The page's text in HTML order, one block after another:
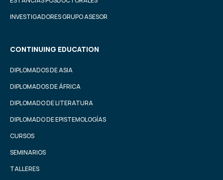
INVESTIGADORES GRUPO ASESOR
CONTINUING EDUCATION
DIPLOMADOS DE ASIA
DIPLOMADOS DE ÁFRICA
DIPLOMADO DE LITERATURA
DIPLOMADO DE EPISTEMOLOGÍAS
CURSOS
SEMINARIOS
TALLERES